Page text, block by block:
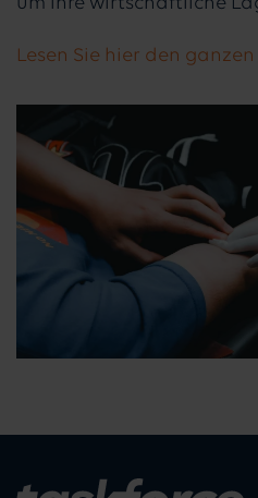
Lesen Sie hier den